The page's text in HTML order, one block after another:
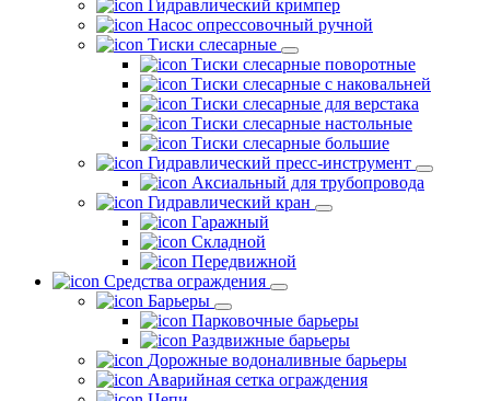
Гидравлический кримпер
Насос опрессовочный ручной
Тиски слесарные
Тиски слесарные поворотные
Тиски слесарные с наковальней
Тиски слесарные для верстака
Тиски слесарные настольные
Тиски слесарные большие
Гидравлический пресс-инструмент
Аксиальный для трубопровода
Гидравлический кран
Гаражный
Складной
Передвижной
Средства ограждения
Барьеры
Парковочные барьеры
Раздвижные барьеры
Дорожные водоналивные барьеры
Аварийная сетка ограждения